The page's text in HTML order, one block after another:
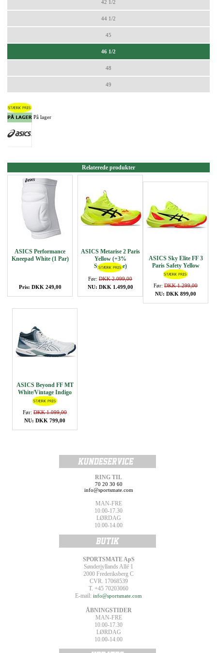
42 1/2
44 1/2
45
46 1/2
48
49
På lager
Relaterede produkter
ASICS Performance
Kneepad White (1 Par)
Pris: DKK 249,00
ASICS Metarise 2 Paris
Yellow (+3%
Springhøjde)
Før: DKK 2.099,00
NU: DKK 1.499,00
ASICS Sky Elite FF 3
Paris Safety Yellow
Før: DKK 1.299,00
NU: DKK 899,00
ASICS Beyond FF MT
White/Vintage Indigo
Før: DKK 1.099,00
NU: DKK 799,00
RING TIL
70 20 30 60
info@sportsmate.com
MAN-FRE
10.00-17.30
LØRDAG
10.00-14.00
SPORTSMATE ApS
Sønderjyllands Allé 1
2000 Frederiksberg C
CVR. 17068539
T. +45 70203060
E-mail: info@sportsmate.com
ÅBNINGSTIDER
MAN-FRE
10.00-17.30
LØRDAG
10.00-14.00